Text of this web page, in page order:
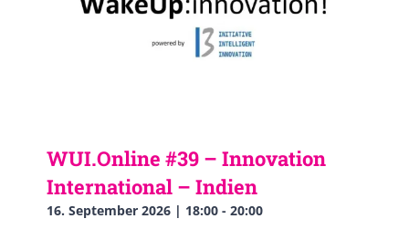
WUI.Online #39 – Innovation
International – Indien
16. September 2026 | 18:00 - 20:00